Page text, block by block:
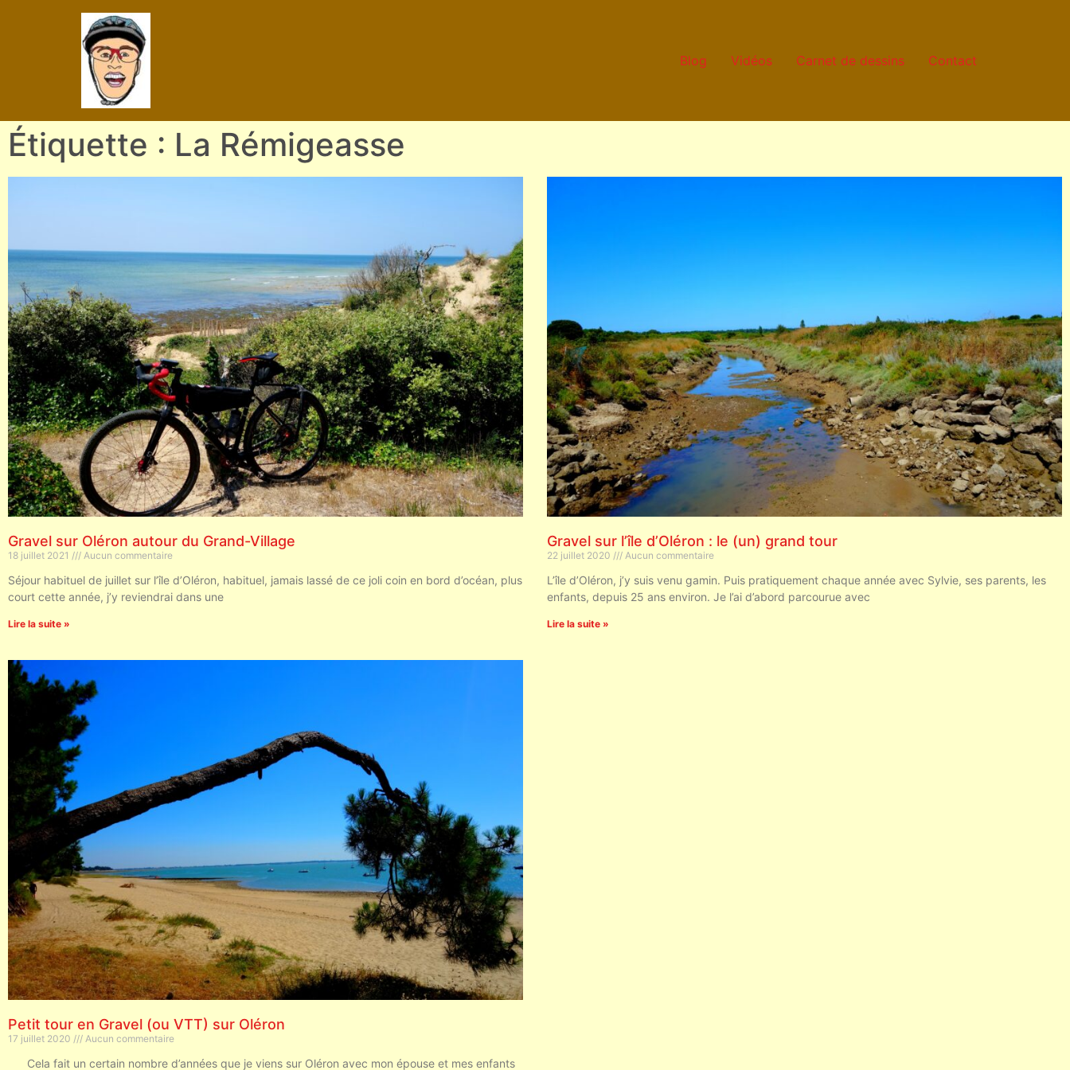
Blog Vidéos Carnet de dessins Contact
Étiquette : La Rémigeasse
Gravel sur Oléron autour du Grand-Village
18 juillet 2021 Aucun commentaire
Séjour habituel de juillet sur l’île d’Oléron, habituel, jamais lassé de ce joli coin en bord d’océan, plus
court cette année, j’y reviendrai dans une
Lire la suite »
Gravel sur l’île d’Oléron : le (un) grand tour
22 juillet 2020 Aucun commentaire
L’île d’Oléron, j’y suis venu gamin. Puis pratiquement chaque année avec Sylvie, ses parents, les
enfants, depuis 25 ans environ. Je l’ai d’abord parcourue avec
Lire la suite »
Petit tour en Gravel (ou VTT) sur Oléron
17 juillet 2020 Aucun commentaire
Cela fait un certain nombre d’années que je viens sur Oléron avec mon épouse et mes enfants